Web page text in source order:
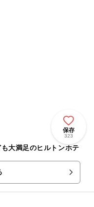
保存
323
大満足のヒルトンホテ